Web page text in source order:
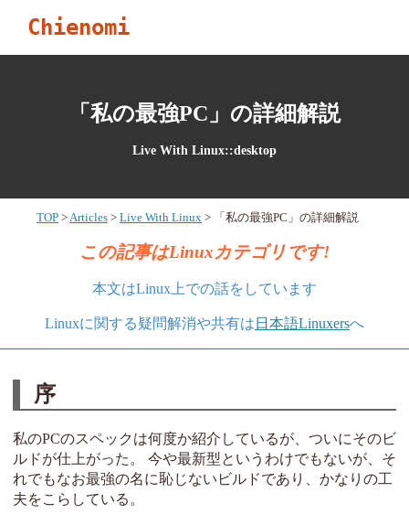
Chienomi
「私の最強PC」の詳細解説
Live With Linux::desktop
TOP Articles Live With Linux 「私の最強PC」の詳細解説
この記事はLinuxカテゴリです!
本文はLinux上での話をしています
Linuxに関する疑問解消や共有は 日本語Linuxersへ
序
私のPCのスペックは何度か紹介しているが、ついにそのビ
ルドが仕上がった。 今や最新型というわけでもないが、そ
れでもなお最強の名に恥じないビルドであり、かなりの工
夫をこらしている。